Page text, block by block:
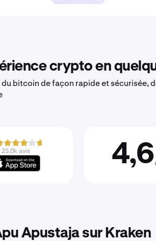
crypto en
du bitcoin de façon rapide et
25,0k avis 4,6
Apustaja sur Kraken